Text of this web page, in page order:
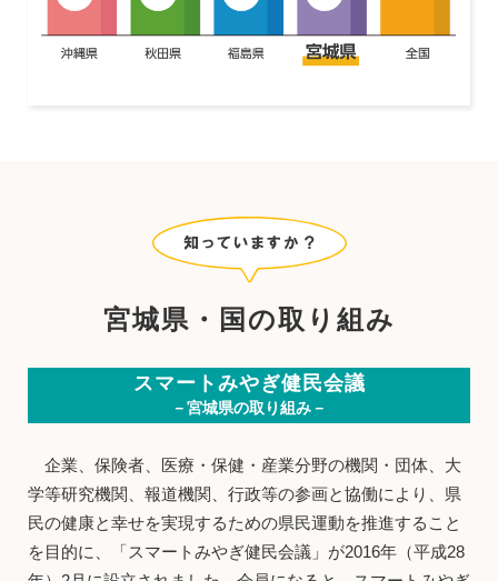
宮城県・国の取り組み
スマートみやぎ健民会議
－宮城県の取り組み－
企業、保険者、医療・保健・産業分野の機関・団体、大
学等研究機関、報道機関、行政等の参画と協働により、県
民の健康と幸せを実現するための県民運動を推進すること
を目的に、「スマートみやぎ健民会議」が2016年（平成28